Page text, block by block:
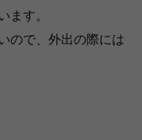
ます。
ので、外出の際には